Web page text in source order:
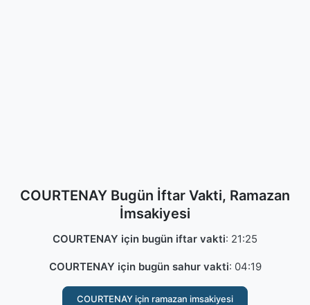
COURTENAY Bugün İftar Vakti, Ramazan
İmsakiyesi
COURTENAY için bugün iftar vakti: 21:25
COURTENAY için bugün sahur vakti: 04:19
COURTENAY için ramazan imsakiyesi